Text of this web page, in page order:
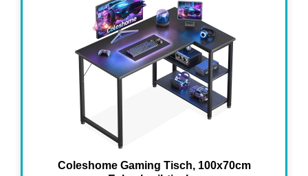
Coleshome Gaming Tisch, 100x70cm